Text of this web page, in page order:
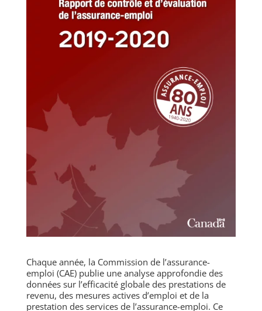
Chaque année, la Commission de l’assurance-
emploi (CAE) publie une analyse approfondie des
données sur l’efficacité globale des prestations de
revenu, des mesures actives d’emploi et de la
prestation des services de l’assurance-emploi. Ce